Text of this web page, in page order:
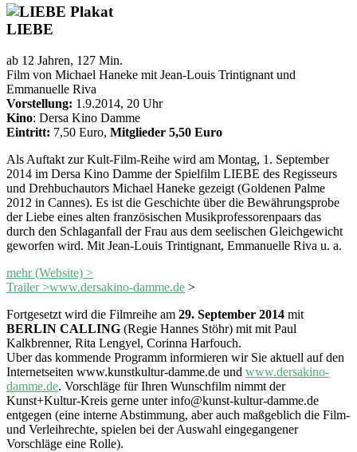
LIEBE
ab 12 Jahren, 127 Min.
Film von Michael Haneke mit Jean-Louis Trintignant und
Emmanuelle Riva
Vorstellung: 1.9.2014, 20 Uhr
Kino: Dersa Kino Damme
Eintritt: 7,50 Euro, Mitglieder 5,50 Euro
Als Auftakt zur Kult-Film-Reihe wird am Montag, 1. September
2014 im Dersa Kino Damme der Spielfilm LIEBE des Regisseurs
und Drehbuchautors Michael Haneke gezeigt (Goldenen Palme
2012 in Cannes). Es ist die Geschichte über die Bewährungsprobe
der Liebe eines alten französischen Musikprofessorenpaars das
durch den Schlaganfall der Frau aus dem seelischen Gleichgewicht
geworfen wird. Mit Jean-Louis Trintignant, Emmanuelle Riva u. a.
mehr (Website) >
Trailer >www.dersakino-damme.de >
Fortgesetzt wird die Filmreihe am 29. September 2014 mit
BERLIN CALLING (Regie Hannes Stöhr) mit mit Paul
Kalkbrenner, Rita Lengyel, Corinna Harfouch.
Uber das kommende Programm informieren wir Sie aktuell auf den
Internetseiten www.kunstkultur-damme.de und www.dersakino-
damme.de. Vorschläge für Ihren Wunschfilm nimmt der
Kunst+Kultur-Kreis gerne unter info@kunst-kultur-damme.de
entgegen (eine interne Abstimmung, aber auch maßgeblich die Film-
und Verleihrechte, spielen bei der Auswahl eingegangener
Vorschläge eine Rolle).